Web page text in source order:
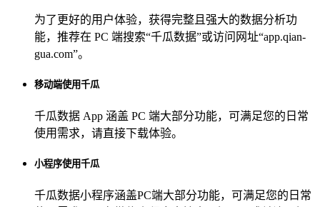
为了更好的用户体验，获得完整且强大的数据分析功
能，推荐在 PC 端搜索“千瓜数据”或访问网址“app.qian-
gua.com”。
移动端使用千瓜
千瓜数据 App 涵盖 PC 端大部分功能，可满足您的日常
使用需求，请直接下载体验。
小程序使用千瓜
千瓜数据小程序涵盖PC端大部分功能，可满足您的日常